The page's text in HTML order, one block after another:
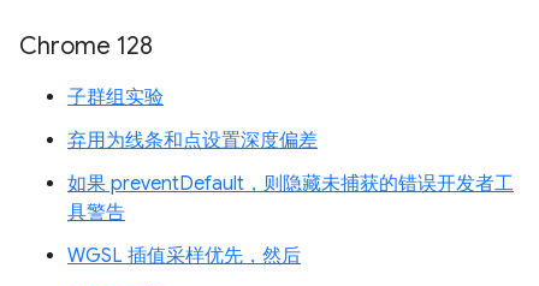
Chrome 128
子群组实验
弃用为线条和点设置深度偏差
如果 preventDefault，则隐藏未捕获的错误开发者工
具警告
WGSL 插值采样优先，然后